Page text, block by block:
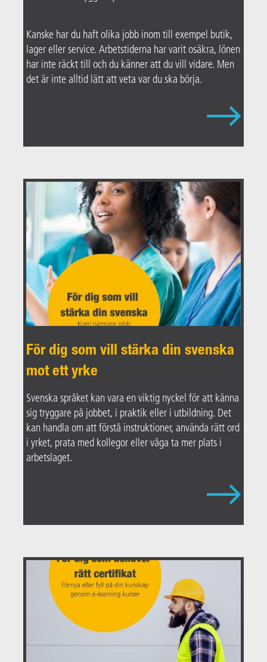
Kanske har du haft olika jobb inom till exempel butik,
lager eller service. Arbetstiderna har varit osäkra, lönen
har inte räckt till och du känner att du vill vidare. Men
det är inte alltid lätt att veta var du ska börja.
För dig som vill stärka din svenska
mot ett yrke
Svenska språket kan vara en viktig nyckel för att känna
sig tryggare på jobbet, i praktik eller i utbildning. Det
kan handla om att förstå instruktioner, använda rätt ord
i yrket, prata med kollegor eller våga ta mer plats i
arbetslaget.